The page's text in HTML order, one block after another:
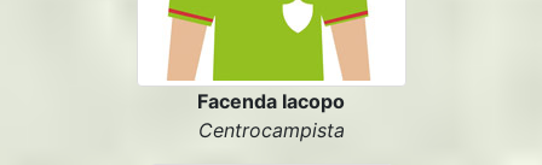
Facenda Iacopo
Centrocampista